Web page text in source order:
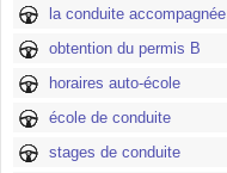
la conduite accompagnée
obtention du permis B
horaires auto-école
école de conduite
stages de conduite